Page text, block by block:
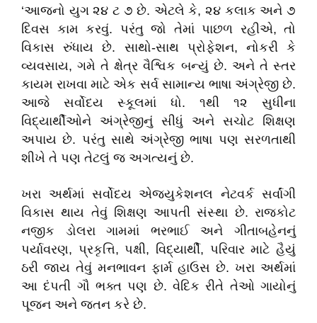
‘આજનો યુગ ૨૪ ટ ૭ છે. એટલે કે, ૨૪ કલાક અને ૭
દિવસ કામ કરવું. પરંતુ જો તેમાં પાછળ રહીએ, તો
વિકાસ રુંધાય છે. સાથો-સાથ પ્રોફેશન, નોકરી કે
વ્યવસાય, ગમે તે ક્ષેત્ર વૈશ્વિક બન્યું છે. અને તે સ્તર
કાયમ રાખવા માટે એક સર્વ સામાન્ય ભાષા અંગ્રેજી છે.
આજે સર્વોદય સ્કૂલમાં ધો. ૧થી ૧૨ સુધીના
વિદ્યાર્થીઓને અંગ્રેજીનું સીધું અને સચોટ શિક્ષણ
અપાય છે. પરંતુ સાથે અંગ્રેજી ભાષા પણ સરળતાથી
શીખે તે પણ તેટલું જ અગત્યનું છે.
ખરા અર્થમાં સર્વોદય એજ્યુકેશનલ નેટવર્ક સર્વાંગી
વિકાસ થાય તેવું શિક્ષણ આપતી સંસ્થા છે. રાજકોટ
નજીક ડોલરા ગામમાં ભરભાઈ અને ગીતાબહેનનું
પર્યાવરણ, પ્રકૃત્તિ, પક્ષી, વિદ્યાર્થી, પરિવાર માટે હૈયું
ઠરી જાય તેવું મનભાવન ફાર્મ હાઉસ છે. ખરા અર્થમાં
આ દંપતી ગૌ ભક્ત પણ છે. વેદિક રીતે તેઓ ગાયોનું
પૂજન અને જતન કરે છે.